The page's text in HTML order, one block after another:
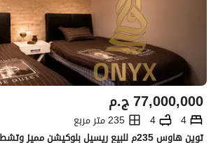
ج.م77,000,000
4
4
235 متر مربع